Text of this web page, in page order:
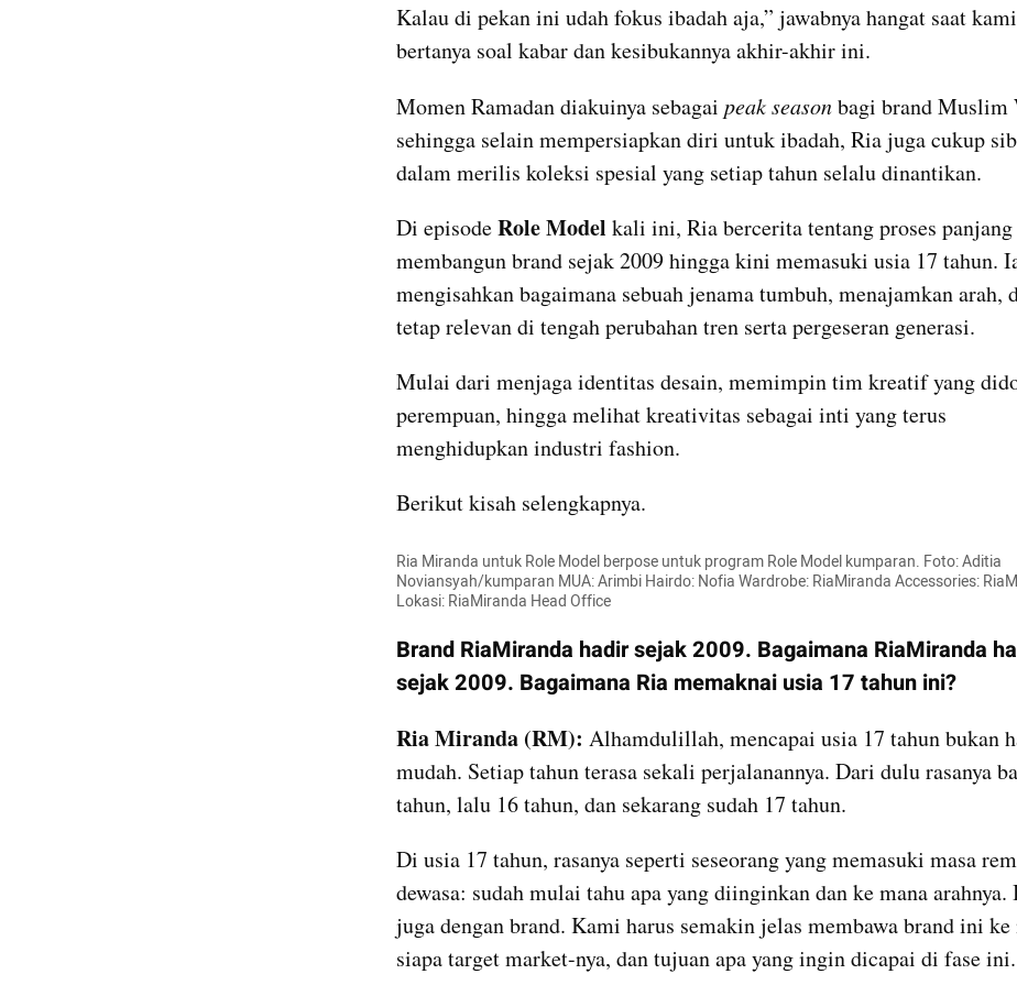
Kalau di pekan ini udah fokus ibadah aja,” jawabnya hangat saat kami
bertanya soal kabar dan kesibukannya akhir-akhir ini.
Momen Ramadan diakuinya sebagai peak season bagi brand Muslim
sehingga selain mempersiapkan diri untuk ibadah, Ria juga cukup
dalam merilis koleksi spesial yang setiap tahun selalu dinantikan.
Di episode Role Model kali ini, Ria bercerita tentang proses panjang
membangun brand sejak 2009 hingga kini memasuki usia 17 tahun.
mengisahkan bagaimana sebuah jenama tumbuh, menajamkan arah,
tetap relevan di tengah perubahan tren serta pergeseran generasi.
Mulai dari menjaga identitas desain, memimpin tim kreatif yang
perempuan, hingga melihat kreativitas sebagai inti yang terus
menghidupkan industri fashion.
Berikut kisah selengkapnya.
Ria Miranda untuk Role Model berpose untuk program Role Model kumparan. Foto: Aditia
Noviansyah/kumparan MUA: Arimbi Hairdo: Nofia Wardrobe: RiaMiranda Accessories:
Lokasi: RiaMiranda Head Office
Brand RiaMiranda hadir sejak 2009. Bagaimana RiaMiranda
sejak 2009. Bagaimana Ria memaknai usia 17 tahun ini?
Ria Miranda (RM): Alhamdulillah, mencapai usia 17 tahun bukan
mudah. Setiap tahun terasa sekali perjalanannya. Dari dulu rasanya
tahun, lalu 16 tahun, dan sekarang sudah 17 tahun.
Di usia 17 tahun, rasanya seperti seseorang yang memasuki masa
dewasa: sudah mulai tahu apa yang diinginkan dan ke mana arahnya.
juga dengan brand. Kami harus semakin jelas membawa brand ini ke
siapa target market-nya, dan tujuan apa yang ingin dicapai di fase ini.